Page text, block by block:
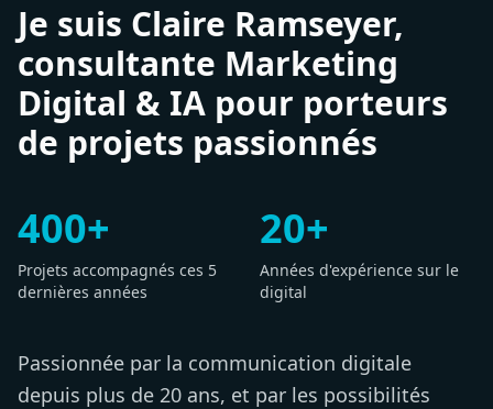
Je suis Claire Ramseyer,
consultante Marketing
Digital & IA pour porteurs
de projets passionnés
400+
Projets accompagnés ces 5
dernières années
20+
Années d'expérience sur le
digital
Passionnée par la communication digitale
depuis plus de 20 ans, et par les possibilités